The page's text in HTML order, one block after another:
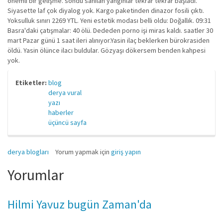
Siyasette laf çok diyalog yok. Kargo paketinden dinazor fosili çıktı.
Yoksulluk sınırı 2269 YTL. Yeni estetik modası belli oldu: Doğallık. 09:31
Basra'daki çatışmalar: 40 ölü. Dededen porno işi miras kaldı. saatler 30
mart Pazar günü 1 saat ileri alınıyor.Yasin ilaç beklerken bürokrasiden
öldü. Yasin ölünce ilacı buldular. Gözyaşı dökersem benden kahpesi
yok.
Etiketler: blog
derya vural
yazı
haberler
üçüncü sayfa
derya blogları Yorum yapmak için giriş yapın
Yorumlar
Hilmi Yavuz bugün Zaman'da